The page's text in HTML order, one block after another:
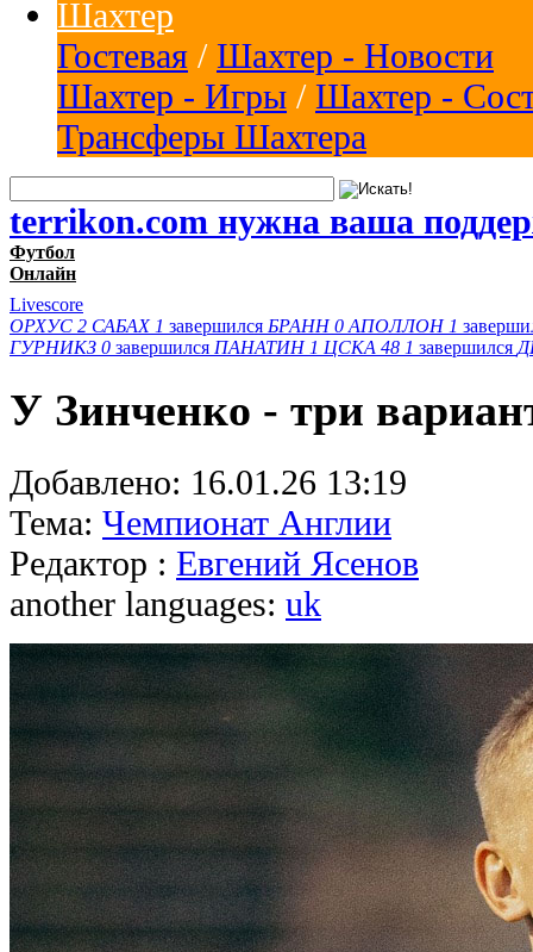
Шахтер
Гостевая / Шахтер - Новости
Шахтер - Игры / Шахтер -
Трансферы Шахтера
terrikon.com нужна ваша
Футбол
Онлайн
Livescore
ОРХУС 2 САБАХ 1 завершился БРАНН 0 АПОЛЛОН 1
ГУРНИКЗ 0 завершился ПАНАТИН 1 ЦСКА 48 1 завершился
У Зинченко - три
Добавлено: 16.01.26 13:19
Тема: Чемпионат Англии
Редактор : Евгений Ясенов
another languages: uk